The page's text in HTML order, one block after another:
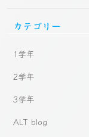
カテゴリー
1学年
2学年
3学年
ALT blog